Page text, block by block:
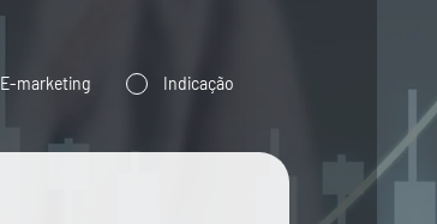
E-marketing Indicação